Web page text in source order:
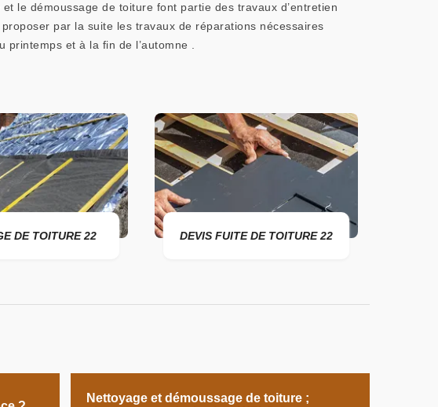
le démoussage de toiture font partie des travaux d’entretien
par la suite les travaux de réparations nécessaires
et à la fin de l’automne .
DE TOITURE 22 DEVIS FUITE DE TOITURE 22
Nettoyage et démoussage de toiture ;